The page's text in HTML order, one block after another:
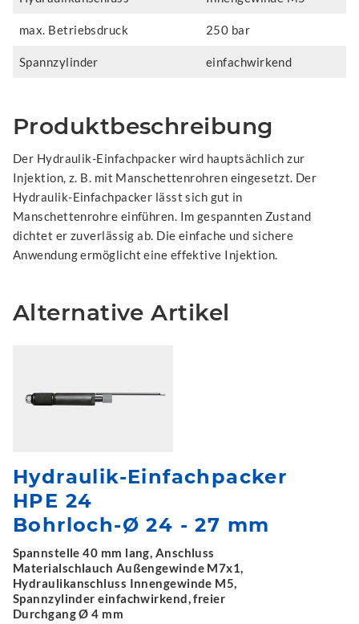
max. Betriebsdruck 250 bar
Spannzylinder einfachwirkend
Produktbeschreibung
Der Hydraulik-Einfachpacker wird hauptsächlich zur
Injektion, z. B. mit Manschettenrohren eingesetzt. Der
Hydraulik-Einfachpacker lässt sich gut in
Manschettenrohre einführen. Im gespannten Zustand
dichtet er zuverlässig ab. Die einfache und sichere
Anwendung ermöglicht eine effektive Injektion.
Alternative Artikel
Hydraulik-Einfachpacker
HPE 24
Bohrloch-Ø 24 - 27 mm
Spannstelle 40 mm lang, Anschluss
Materialschlauch Außengewinde M7x1,
Hydraulikanschluss Innengewinde M5,
Spannzylinder einfachwirkend, freier
Durchgang Ø 4 mm